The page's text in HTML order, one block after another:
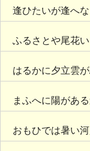
逢ひたいが逢へ
ふるさとや尾花
はるかに夕立雲
まふへに陽があ
おもひでは暑い